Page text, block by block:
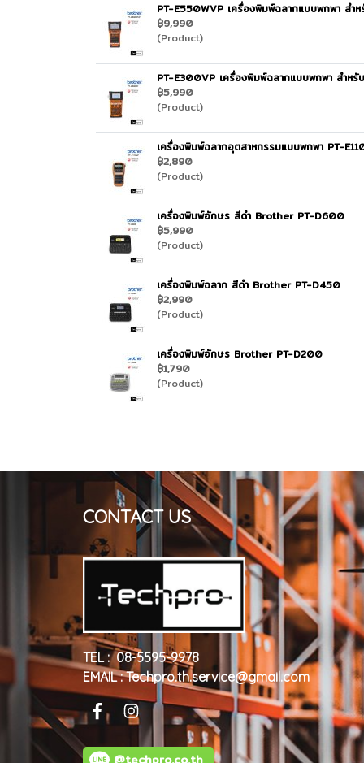
PT-E550WVP เครื่องพิมพ์ฉลากแบบพกพา สํา
฿9,990
(Product)
PT-E300VP เครื่องพิมพ์ฉลากแบบพกพา สําหรั
฿5,990
(Product)
เครื่องพิมพ์ฉลากอุตสาหกรรมแบบพกพา PT-
฿2,890
(Product)
เครื่องพิมพ์อักษร สีดำ Brother PT-D600
฿5,990
(Product)
เครื่องพิมพ์ฉลาก สีดำ Brother PT-D450
฿2,990
(Product)
เครื่องพิมพ์อักษร Brother PT-D200
฿1,790
(Product)
CONTACT US
TEL : 08-5595-9978
EMAIL : Techpro.th.service@gmail.com